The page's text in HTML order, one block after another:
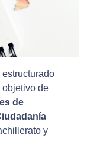
objetivo de
de
y